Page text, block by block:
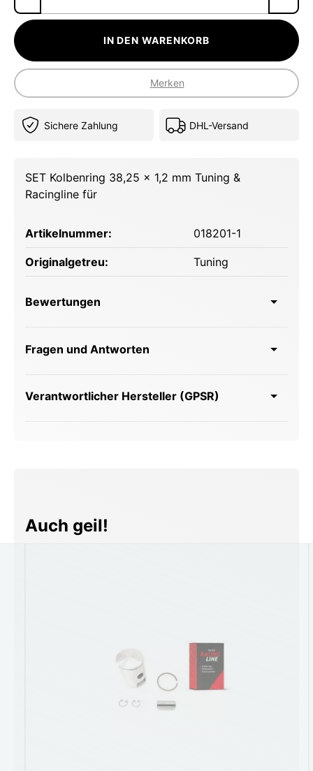
IN DEN WARENKORB
Merken
Sichere Zahlung DHL-Versand
SET Kolbenring 38,25 x 1,2 mm Tuning &
Racingline für
Artikelnummer: 018201-1
Originalgetreu: Tuning
Bewertungen
Fragen und Antworten
Verantwortlicher Hersteller (GPSR)
Produktgalerie überspringen
Auch geil!